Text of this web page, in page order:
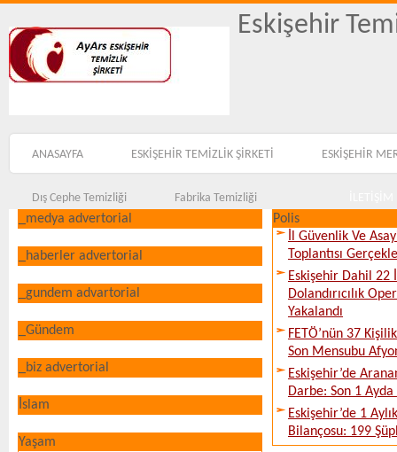
Eskişehir
ANASAYFA ESKİŞEHİR TEMİZLİK ŞİRKETİ ESKİŞEHİR
Dış Cephe Temizliği Fabrika Temizliği
_medya advertorial
_haberler advertorial
_gundem advartorial
_Gündem
_biz advertorial
İslam
Yaşam
Polis
İl Güvenlik Ve
Toplantısı
Eskişehir Dahil
Dolandırıcılık
Yakalandı
FETÖ’nün 37
Son Mensubu
Eskişehir’de
Darbe: Son 1 Ayda
Eskişehir’de 1
Bilançosu: 199